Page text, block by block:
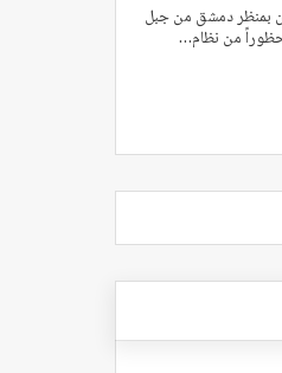
بمنظر دمشق من جبل
من نظام…